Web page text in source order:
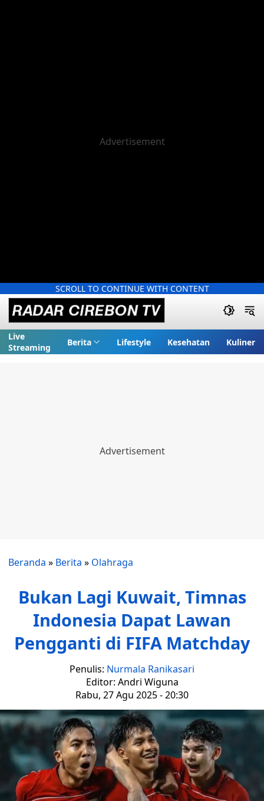
SCROLL TO CONTINUE WITH CONTENT
Live
Streaming
Berita Lifestyle Kesehatan Kuliner
Beranda » Berita » Olahraga
Bukan Lagi Kuwait, Timnas
Indonesia Dapat Lawan
Pengganti di FIFA Matchday
Penulis: Nurmala Ranikasari
Editor: Andri Wiguna
Rabu, 27 Agu 2025 - 20:30